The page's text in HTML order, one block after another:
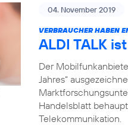
04. November 2019
VERBRAUCHER HABEN
ALDI TALK
Der
Jahres“
Handelsblatt
Telekommunikation.